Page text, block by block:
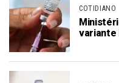
COTIDIANO
variante